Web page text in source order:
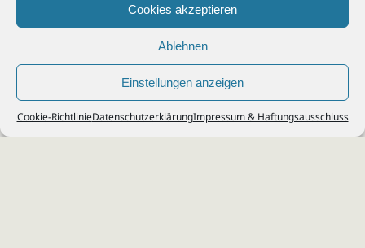
Cookies akzeptieren
Ablehnen
Einstellungen anzeigen
Cookie-RichtlinieDatenschutzerklärungImpressum & Haftungsausschluss
© 2026Steuerberater Kempf, Köln - Steuerberatung Poll, Porz, Deutz, Mülheim,